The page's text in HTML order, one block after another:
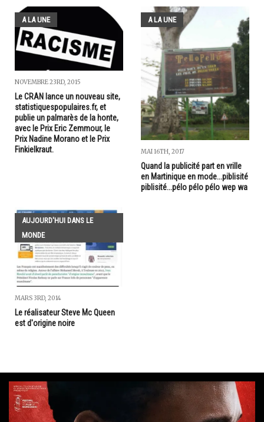
A LA UNE
NOVEMBRE 23RD, 2015
Le CRAN lance un nouveau site,
statistiquespopulaires.fr, et
publie un palmarès de la honte,
avec le Prix Eric Zemmour, le
Prix Nadine Morano et le Prix
Finkielkraut.
A LA UNE
MAI 16TH, 2017
Quand la publicité part en vrille
en Martinique en mode...piblisité
piblisité...pélo pélo pélo wep wa
AUJOURD'HUI DANS LE
MONDE
MARS 3RD, 2014
Le réalisateur Steve Mc Queen
est d'origine noire